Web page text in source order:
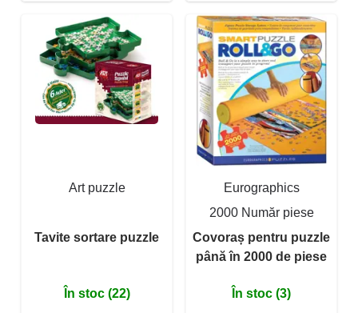
Art puzzle
Tavite sortare puzzle
În stoc (22)
Eurographics
2000 Număr piese
Covoraș pentru puzzle
până în 2000 de piese
În stoc (3)